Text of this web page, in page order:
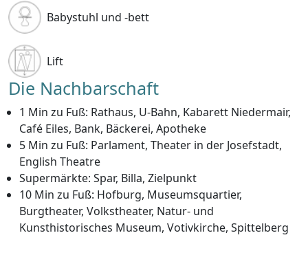
Babystuhl und -bett
Lift
Die Nachbarschaft
1 Min zu Fuß: Rathaus, U-Bahn, Kabarett Niedermair,
Café Eiles, Bank, Bäckerei, Apotheke
5 Min zu Fuß: Parlament, Theater in der Josefstadt,
English Theatre
Supermärkte: Spar, Billa, Zielpunkt
10 Min zu Fuß: Hofburg, Museumsquartier,
Burgtheater, Volkstheater, Natur- und
Kunsthistorisches Museum, Votivkirche, Spittelberg